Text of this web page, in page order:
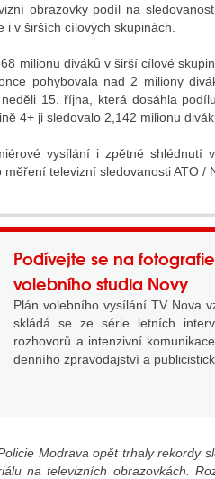
obrazovky podíl na
v širších cílových skupinách.
milionu diváků v širší cílové
pohybovala nad 2 miliony
15. října, která dosáhla
4+ ji sledovalo 2,142 milionu
vysílání i zpětné shlédnutí
televizní sledovanosti ATO /
Podívejte se na
volebního studia Novy
Plán volebního vysílání TV Nova
skládá se ze série letních
rozhovorů a intenzivní
denního zpravodajství a
Modrava opět trhaly rekordy
na televizních obrazovkách.